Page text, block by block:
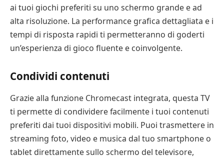
ai tuoi giochi preferiti su uno schermo grande e ad
alta risoluzione. La performance grafica dettagliata e i
tempi di risposta rapidi ti permetteranno di goderti
un’esperienza di gioco fluente e coinvolgente.
Condividi contenuti
Grazie alla funzione Chromecast integrata, questa TV
ti permette di condividere facilmente i tuoi contenuti
preferiti dai tuoi dispositivi mobili. Puoi trasmettere in
streaming foto, video e musica dal tuo smartphone o
tablet direttamente sullo schermo del televisore,